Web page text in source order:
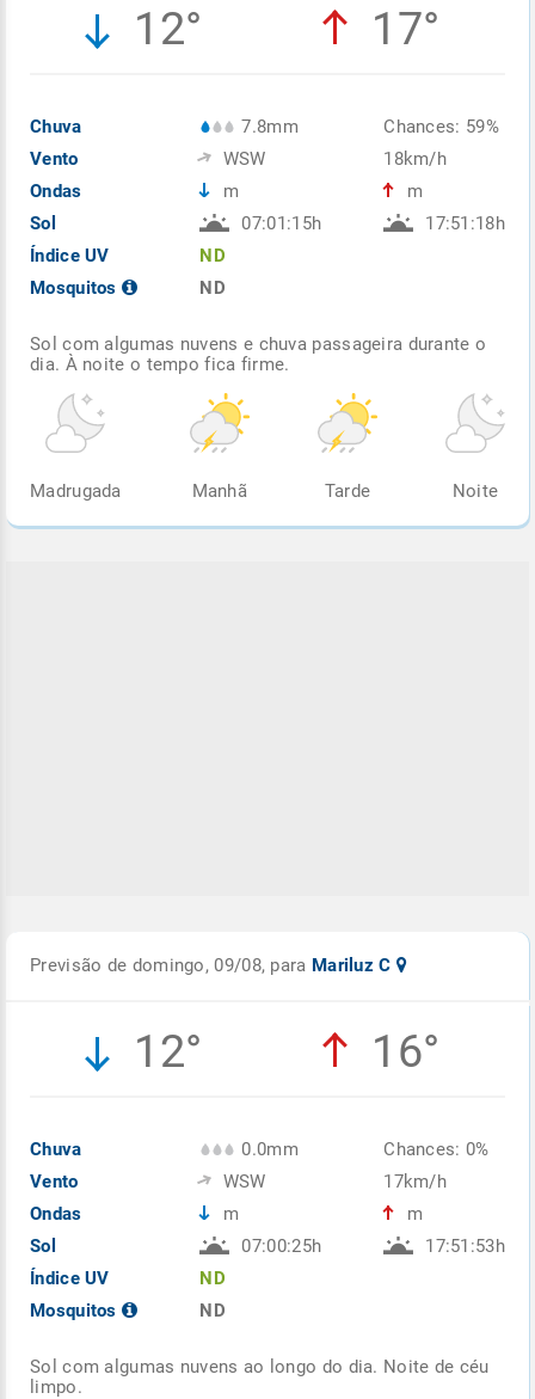
12° 17°
Chuva
Vento
Ondas
Sol
Índice UV
Mosquitos
7.8mm
WSW
m
07:01:15h
ND
ND
Chances: 59%
18km/h
m
17:51:18h
Sol com algumas nuvens e chuva passageira durante o
dia. À noite o tempo fica firme.
Madrugada Manhã Tarde Noite
Previsão de domingo, 09/08, para Mariluz C
12° 16°
Chuva
Vento
Ondas
Sol
Índice UV
Mosquitos
0.0mm
WSW
m
07:00:25h
ND
ND
Chances: 0%
17km/h
m
17:51:53h
Sol com algumas nuvens ao longo do dia. Noite de céu
limpo.